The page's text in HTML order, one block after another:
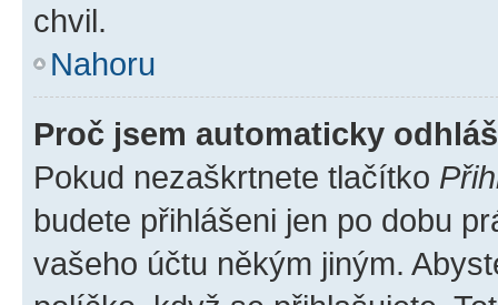
chvil.
Nahoru
Proč jsem automaticky
Pokud nezaškrtnete tlačítko
budete přihlášeni jen po dobu
vašeho účtu někým jiným.